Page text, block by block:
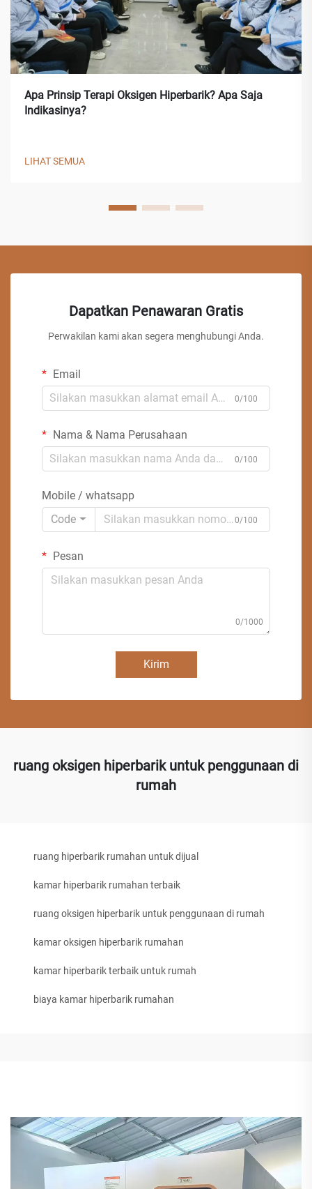
Apa Prinsip Terapi Oksigen Hiperbarik? Apa Saja
Indikasinya?
LIHAT SEMUA
Dapatkan Penawaran Gratis
Perwakilan kami akan segera menghubungi Anda.
Email
0/100
Nama & Nama Perusahaan
0/100
Mobile / whatsapp
Code
0/100
Pesan
0/1000
Kirim
ruang oksigen hiperbarik untuk penggunaan di
rumah
ruang hiperbarik rumahan untuk dijual
kamar hiperbarik rumahan terbaik
ruang oksigen hiperbarik untuk penggunaan di rumah
kamar oksigen hiperbarik rumahan
kamar hiperbarik terbaik untuk rumah
biaya kamar hiperbarik rumahan